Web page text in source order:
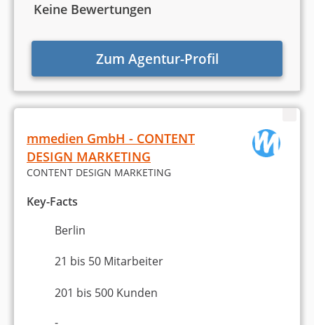
Keine Bewertungen
Zum Agentur-Profil
mmedien GmbH - CONTENT
DESIGN MARKETING
CONTENT DESIGN MARKETING
Key-Facts
Berlin
21 bis 50 Mitarbeiter
201 bis 500 Kunden
-